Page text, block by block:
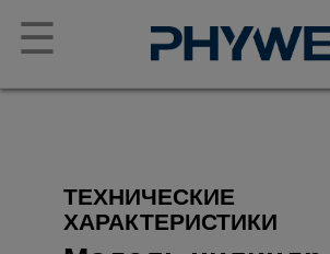
☰
ТЕХНИЧЕСКИЕ
ХАРАКТЕРИСТИКИ